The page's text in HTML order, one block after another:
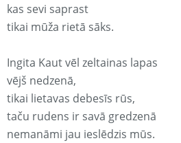
kas sevi saprast
tikai mūža rietā sāks.
Ingita Kaut vēl zeltainas lapas
vējš nedzenā,
tikai lietavas debesīs rūs,
taču rudens ir savā gredzenā
nemanāmi jau ieslēdzis mūs.